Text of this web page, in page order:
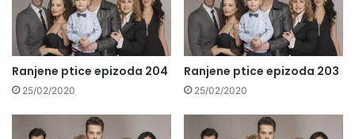
Ranjene ptice epizoda 204
25/02/2020
Ranjene ptice epizoda 203
25/02/2020